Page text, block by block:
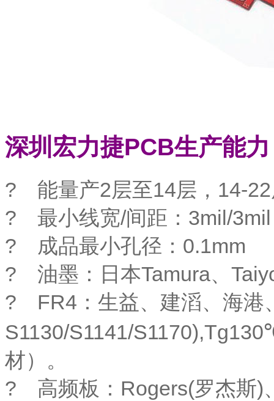
深圳宏力捷PCB生产能力
? 能量产2层至14层，14-22
? 最小线宽/间距：3mil/
? 成品最小孔径：0.1mm
? 油墨：日本Tamura、
? FR4：生益、建滔、海港
S1130/S1141/
材）。
? 高频板：Rogers(罗杰斯)